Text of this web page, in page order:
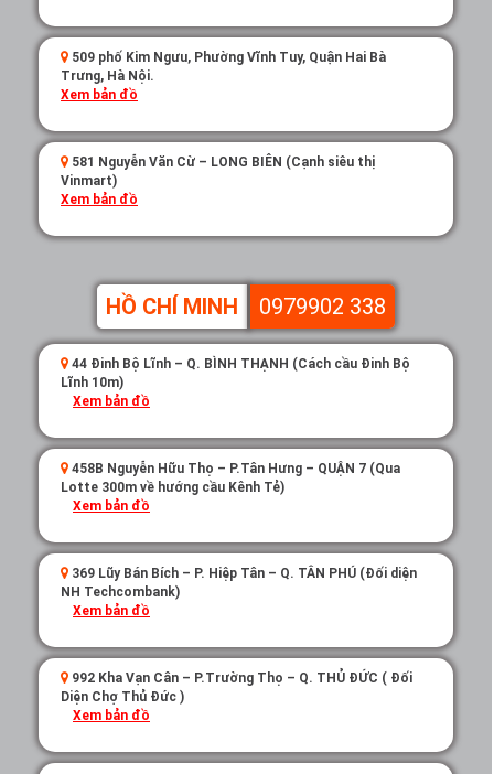
509 phố Kim Ngưu, Phường Vĩnh Tuy, Quận Hai Bà
Trưng, Hà Nội.
Xem bản đồ
581 Nguyễn Văn Cừ – LONG BIÊN (Cạnh siêu thị
Vinmart)
Xem bản đồ
HỒ CHÍ MINH 0979902 338
44 Đinh Bộ Lĩnh – Q. BÌNH THẠNH (Cách cầu Đinh Bộ
Lĩnh 10m)
Xem bản đồ
458B Nguyễn Hữu Thọ – P.Tân Hưng – QUẬN 7 (Qua
Lotte 300m về hướng cầu Kênh Tẻ)
Xem bản đồ
369 Lũy Bán Bích – P. Hiệp Tân – Q. TÂN PHÚ (Đối diện
NH Techcombank)
Xem bản đồ
992 Kha Vạn Cân – P.Trường Thọ – Q. THỦ ĐỨC ( Đối
Diện Chợ Thủ Đức )
Xem bản đồ